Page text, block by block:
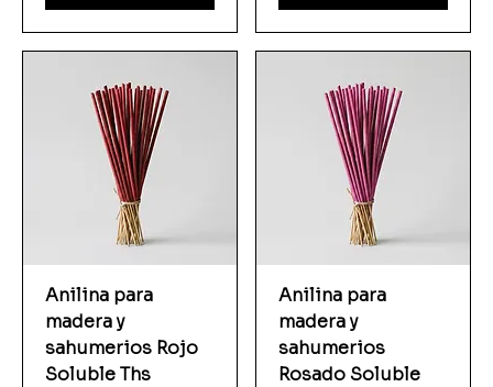
Anilina para
madera y
sahumerios Rojo
Soluble Ths
Anilina para
madera y
sahumerios
Rosado Soluble